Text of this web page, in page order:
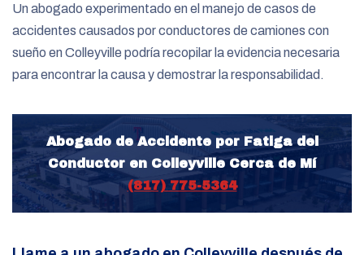
Un abogado experimentado en el manejo de casos de
accidentes causados por conductores de camiones con
sueño en Colleyville podría recopilar la evidencia necesaria
para encontrar la causa y demostrar la responsabilidad.
Abogado de Accidente por Fatiga del
Conductor en Colleyville Cerca de Mí
(817) 775-5364